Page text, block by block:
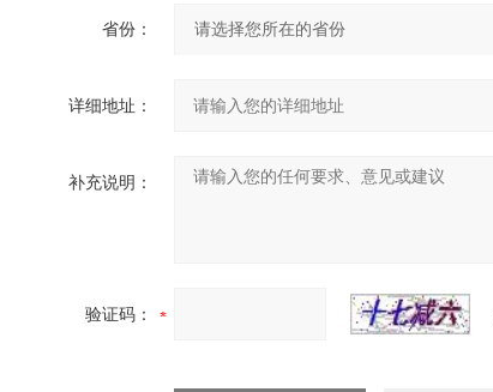
省份：
详细地址：
补充说明：
验证码：